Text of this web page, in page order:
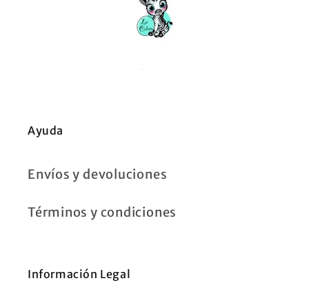
Ayuda
Envíos y devoluciones
Términos y condiciones
Información Legal